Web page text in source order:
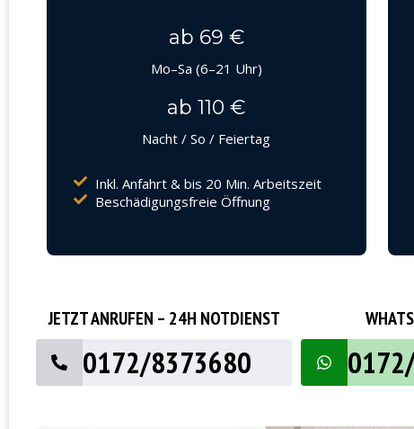
ab 69 €
Mo–Sa (6–21 Uhr)
ab 110 €
Nacht / So / Feiertag
Inkl. Anfahrt & bis 20 Min. Arbeitszeit
Beschädigungsfreie Öffnung
JETZT ANRUFEN – 24H NOTDIENST
0172/8373680